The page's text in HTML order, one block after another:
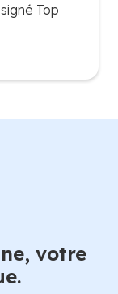
Top
votre